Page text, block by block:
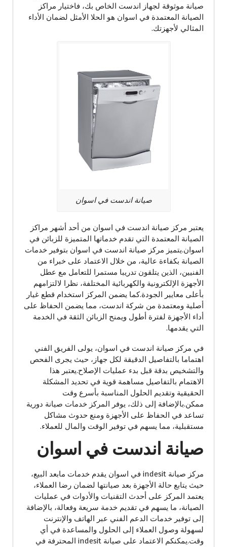
صيانة موثوقة لجهاز اندست الخاص بك، فاختيار مراكز
الصيانة المعتمدة في اسوان هو الحلا الأمثل لضمان الأداء
المثالي لأجهزتك.
صيانة اندست في اسوان
يعتبر مركز صيانة اندست في اسوان من أحد أشهر مراكز
الصيانة المعتمدة التي تقدم خدماتها المتميزة للزبائن في
اسوان.يتميز مركز صيانة اندست في اسوان بتوفير خدمات
الصيانة بكفاءة عالية، من خلال الاعتماد على خبراء من
الفنيين، الذين يتلقون تدريبا مستمرا للتعامل مع عطل
الأجهزة الإلكترونية والكهربائية المختلفة، نظرا لالتزامهم
بأعلى معايير الجودة.كما يضمن المركز استخدام قطع غيار
أصلية ومعتمدة من شركة اندست، مما يضمن الحفاظ على
أداء الأجهزة لفترة أطول ويمنح الزبائن الثقة في الخدمة
التي يقدمها.
في مركز صيانة اندست في اسوان، يولى الفريق الفني
اهتماما بالتفاصيل الدقيقة لكل جهاز، حيث يجرى الفحص
والتشخيص بدقة قبل بدء عمليات الإصلاح.يعتبر هذا
الاهتمام بالتفاصيل مساهمة قوية في تحديد المشكلة
الحقيقية وتقديم الحلول المناسبة بأسرع وقت
ممكن.بالإضافة إلى ذلك، يوفر المركز خدمات صيانة دورية
تساعد في الحفاظ على الأجهزة ومنع حدوث مشاكل
مستقبلية، مما يسهم في توفير الوقت والمال للعملاء.
صيانة اندست في اسوان
مركز صيانة indesit في اسوان يقدم خدمات مابعد البيع،
حيث يتابع حالة الأجهزة بعد صيانتها لضمان رضا العملاء،
يعتمد المركز على أحدث التقنيات والأدوات في عمليات
الصيانة، ما يسهم في تقديم خدمة سريعة وفعالة، بالإضافة
إلى توفير خدمات الدعم الفني عبر الهاتف والإنترنت
لسهولة وصول العملاء إلى الحلول والمساعدة في أي
وقت.يمكنكم الاعتماد على صيانة indesit المحترفة في